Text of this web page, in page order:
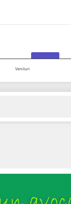
Venituri